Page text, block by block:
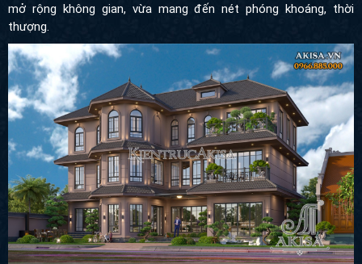
mở rộng không gian, vừa mang đến nét phóng khoáng, thời
thượng.